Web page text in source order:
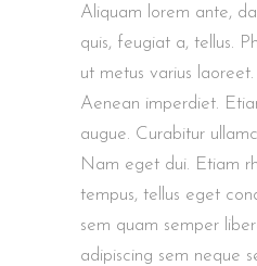
Aliquam lorem ante,
quis, feugiat a, tellus.
ut metus varius
Aenean imperdiet.
augue. Curabitur
Nam eget dui. Etiam
tempus, tellus eget
sem quam semper
adipiscing sem neque